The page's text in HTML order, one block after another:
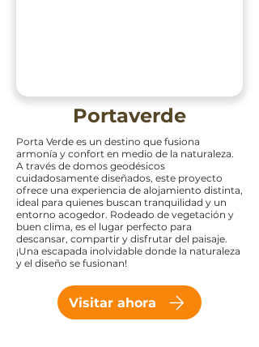
Portaverde
Porta Verde es un destino que fusiona
armonía y confort en medio de la naturaleza.
A través de domos geodésicos
cuidadosamente diseñados, este proyecto
ofrece una experiencia de alojamiento distinta,
ideal para quienes buscan tranquilidad y un
entorno acogedor. Rodeado de vegetación y
buen clima, es el lugar perfecto para
descansar, compartir y disfrutar del paisaje.
¡Una escapada inolvidable donde la naturaleza
y el diseño se fusionan!
Visitar ahora